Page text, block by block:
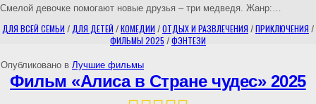
Смелой девочке помогают новые друзья – три медведя. Жанр:…
ДЛЯ ВСЕЙ СЕМЬИ / ДЛЯ ДЕТЕЙ /КОМЕДИИ /ОТДЫХ И РАЗВЛЕЧЕНИЯ /ПРИКЛЮЧЕНИЯ /
ФИЛЬМЫ 2025 /ФЭНТЕЗИ
Опубликовано в Лучшие фильмы
Фильм «Алиса в Стране чудес» 2025